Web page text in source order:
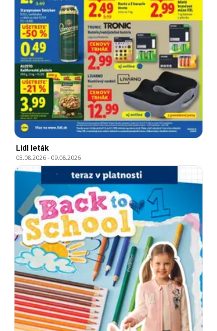
Lidl leták
03.08.2026- 09.08.2026